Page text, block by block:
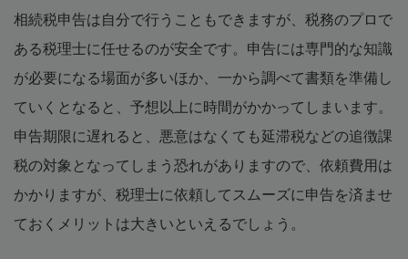
相続税申告は自分で行うこともできますが、税務のプロで
ある税理士に任せるのが安全です。申告には専門的な知識
が必要になる場面が多いほか、一から調べて書類を準備し
ていくとなると、予想以上に時間がかかってしまいます。
申告期限に遅れると、悪意はなくても延滞税などの追徴課
税の対象となってしまう恐れがありますので、依頼費用は
かかりますが、税理士に依頼してスムーズに申告を済ませ
ておくメリットは大きいといえるでしょう。